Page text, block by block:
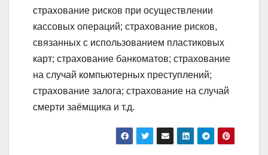
страхование рисков при осуществлении
кассовых операций; страхование рисков,
связанных с использованием пластиковых
карт; страхование банкоматов; страхование
на случай компьютерных преступлений;
страхование залога; страхование на случай
смерти заёмщика и т.д.